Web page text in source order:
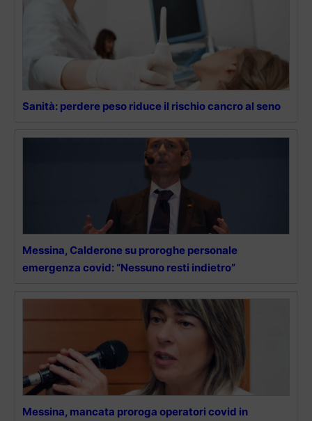
Sanità: perdere peso riduce il rischio cancro al seno
Messina, Calderone su proroghe personale
emergenza covid: “Nessuno resti indietro”
Messina, mancata proroga operatori covid in